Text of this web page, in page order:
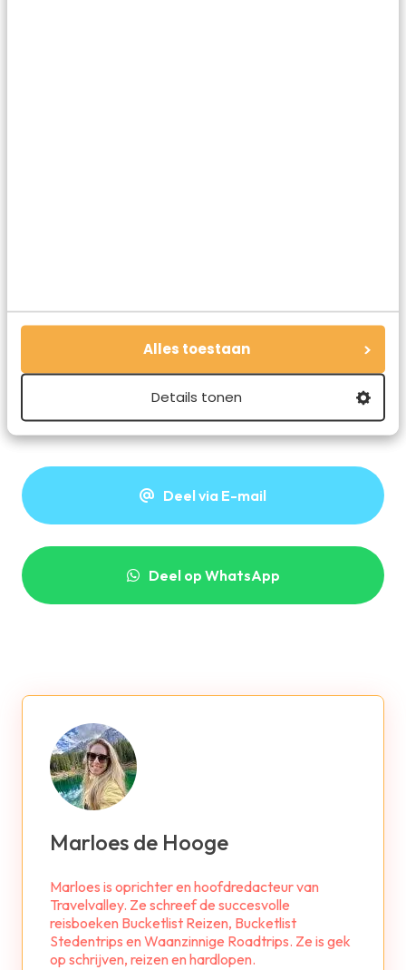
Alles toestaan
Details tonen
venetie_oude gebouwen
Deel dit artikel
Deel via E-mail
Deel op WhatsApp
Marloes de Hooge
Marloes is oprichter en hoofdredacteur van
Travelvalley. Ze schreef de succesvolle
reisboeken Bucketlist Reizen, Bucketlist
Stedentrips en Waanzinnige Roadtrips. Ze is gek
op schrijven, reizen en hardlopen.